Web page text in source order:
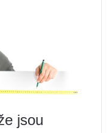
jsou